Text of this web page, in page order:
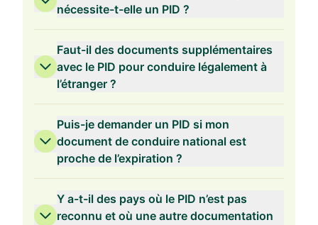
nécessite-t-elle un PID ?
Faut-il des documents supplémentaires
avec le PID pour conduire légalement à
l’étranger ?
Puis-je demander un PID si mon
document de conduire national est
proche de l’expiration ?
Y a-t-il des pays où le PID n’est pas
reconnu et où une autre documentation